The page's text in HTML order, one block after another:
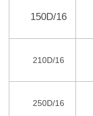
150D/16
210D/16
250D/16